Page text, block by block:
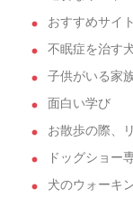
おすすめサイ
不眠症を治す
子供がいる家
面白い学び
お散歩の際、
ドッグショー
犬のウォーキ